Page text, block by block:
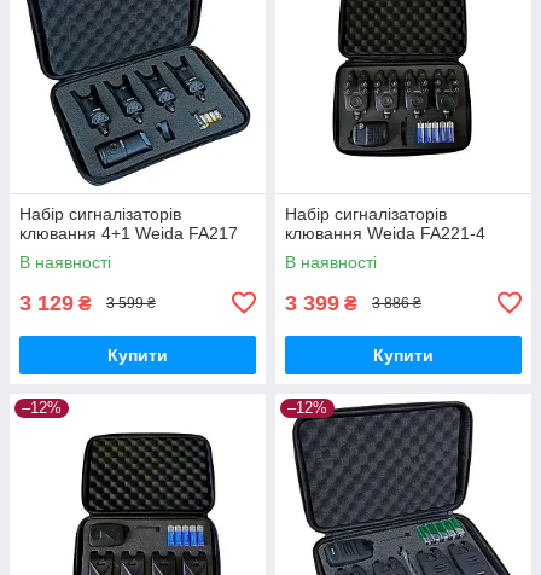
Набір сигналізаторів
клювання 4+1 Weida FA217
В наявності
3 129 ₴ 3 599 ₴
Купити
Набір сигналізаторів
клювання Weida FA221-4
В наявності
3 399 ₴ 3 886 ₴
Купити
–12% –12%